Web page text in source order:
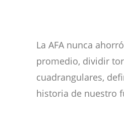
La AFA nunca
promedio, dividir
cuadrangulares,
historia de nuestro